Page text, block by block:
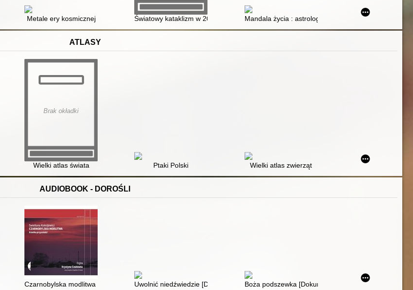
Metale ery kosmicznej Światowy kataklizm w 2012 roku Mandala życia : astrologia - mity i rzeczywistość. T. 1
ATLASY
Brak okładki
Wielki atlas świata Ptaki Polski Wielki atlas zwierząt
AUDIOBOOK - DOROŚLI
Czarnobylska modlitwa : kronika przyszłości [Dokument dźwiękowy]
Uwolnić niedźwiedzie [Dokument dźwiękowy]Boża podszewka [Dokument dźwiękowy]